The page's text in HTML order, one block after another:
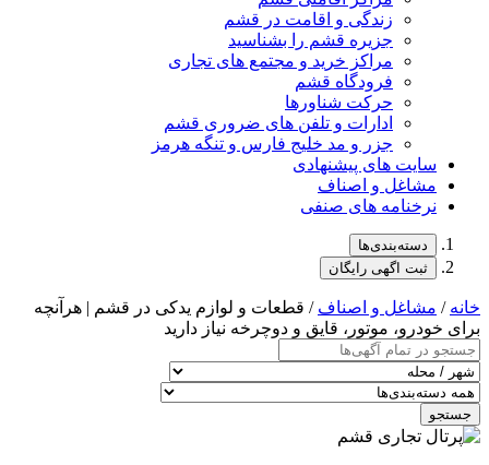
زندگی و اقامت در قشم
جزیره قشم را بشناسید
مراکز خرید و مجتمع های تجاری
فرودگاه قشم
حرکت شناورها
ادارات و تلفن های ضروری قشم
جزر و مد خلیج فارس و تنگه هرمز
سایت های پیشنهادی
مشاغل و اصناف
نرخنامه های صنفی
دسته‌بندی‌ها
ثبت اگهی رایگان
خانه / مشاغل و اصناف / قطعات و لوازم یدکی در قشم | هرآنچه
برای خودرو، موتور، قایق و دوچرخه نیاز دارید
جستجو